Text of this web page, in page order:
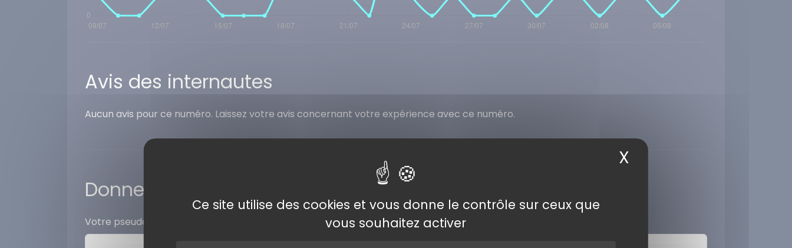
Ce site utilise des cookies et vous donne le contrôle sur ceux que
vous souhaitez activer
X
Avis des internautes
Aucun avis pour ce numéro. Laissez votre avis concernant votre expérience avec ce numéro.
Donner votre avis
Votre pseudo